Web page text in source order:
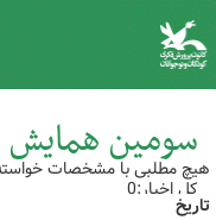
سومین همایش
کل اخبار:0
هیچ مطلبی با مشخصات
تاریخ